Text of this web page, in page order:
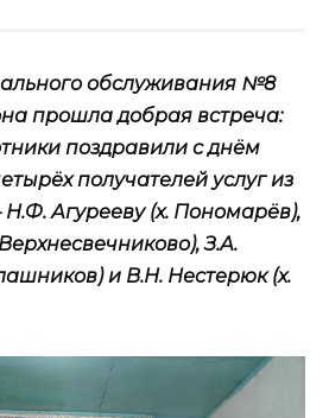
обслуживания №8
прошла добрая встреча:
поздравили с днём
получателей услуг из
Агурееву (х. Пономарёв),
З.А.
и В.Н. Нестерюк (х.